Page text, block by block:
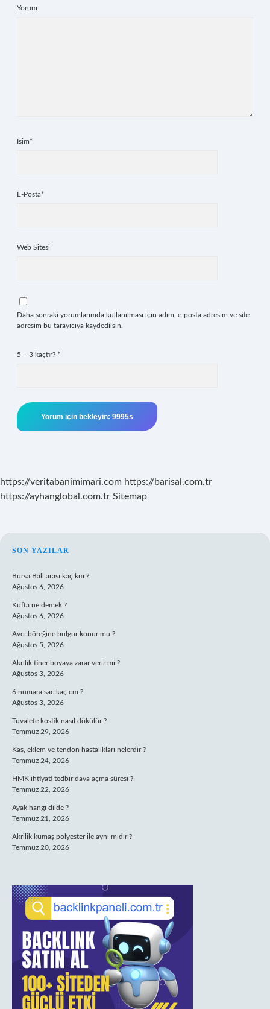
Yorum
İsim*
E-Posta*
Web Sitesi
Daha sonraki yorumlarımda kullanılması için adım, e-posta adresim ve site
adresim bu tarayıcıya kaydedilsin.
5 + 3 kaçtır? *
https://veritabanimimari.com https://barisal.com.tr
https://ayhanglobal.com.tr Sitemap
SIDEBAR
SON YAZILAR
Bursa Bali arası kaç km ?
Ağustos 6, 2026
Kufta ne demek ?
Ağustos 6, 2026
Avcı böreğine bulgur konur mu ?
Ağustos 5, 2026
Akrilik tiner boyaya zarar verir mi ?
Ağustos 3, 2026
6 numara sac kaç cm ?
Ağustos 3, 2026
Tuvalete kostik nasıl dökülür ?
Temmuz 29, 2026
Kas, eklem ve tendon hastalıkları nelerdir ?
Temmuz 24, 2026
HMK ihtiyati tedbir dava açma süresi ?
Temmuz 22, 2026
Ayak hangi dilde ?
Temmuz 21, 2026
Akrilik kumaş polyester ile aynı mıdır ?
Temmuz 20, 2026